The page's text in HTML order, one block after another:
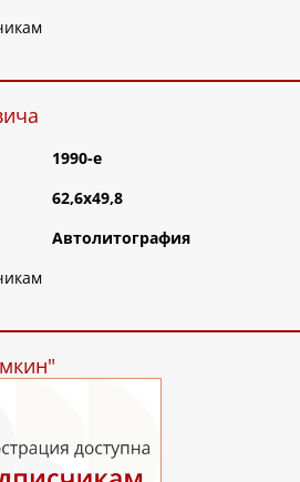
1990-е
62,6х49,8
Автолитография